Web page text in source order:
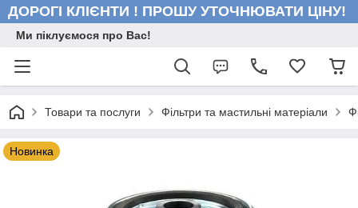
ДОРОГІ КЛІЄНТИ ! ПРОШУ УТОЧНЮВАТИ ЦІНУ!
Ми піклуємося про Вас!
Товари та послуги Фільтри та мастильні матеріали
Новинка